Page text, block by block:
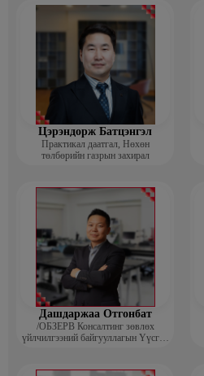
Цэрэндорж Батцэнгэл
Практикал даатгал, Нөхөн
төлбөрийн газрын захирал
Дашдаржаа Отгонбат
/ОБЗЕРВ Консалтинг зөвлөх
үйлчилгээний байгууллагын Үүсгэн